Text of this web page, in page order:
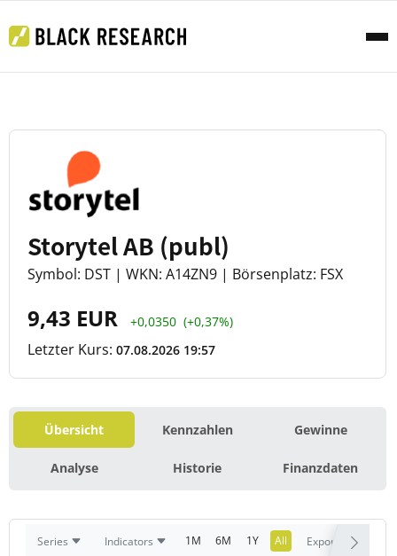
Storytel AB (publ)
Symbol: DST | WKN: A14ZN9 | Börsenplatz: FSX
9,43 EUR +0,0350 (+0,37%)
Letzter Kurs: 07.08.2026 19:57
Übersicht Kennzahlen Gewinne
Analyse Historie Finanzdaten
Series Indicators 1M 6M 1Y All Export